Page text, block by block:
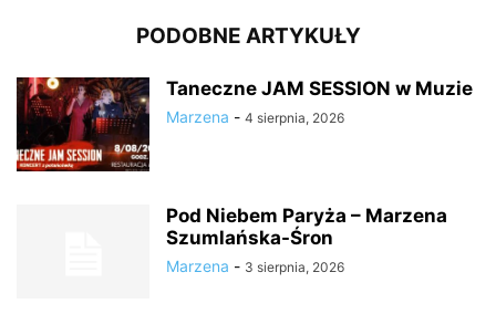
PODOBNE ARTYKUŁY
Taneczne JAM SESSION w Muzie
Marzena - 4 sierpnia, 2026
Pod Niebem Paryża – Marzena
Szumlańska-Śron
Marzena - 3 sierpnia, 2026